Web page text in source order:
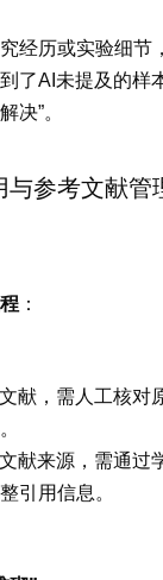
经历或实验细节
了AI未提及的样
”。
与参考文献管
：
献，需人工核对
献来源，需通过
引用信息。